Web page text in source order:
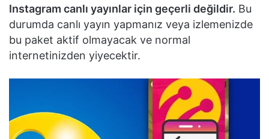
Instagram canlı yayınlar için geçerli değildir. Bu
durumda canlı yayın yapmanız veya izlemenizde
bu paket aktif olmayacak ve normal
internetinizden yiyecektir.